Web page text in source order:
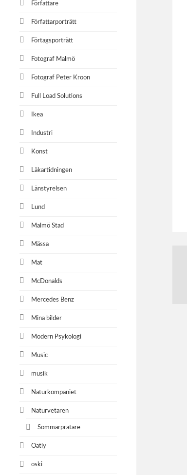
Författare
Författarporträtt
Förtagsporträtt
Fotograf Malmö
Fotograf Peter Kroon
Full Load Solutions
Ikea
Industri
Konst
Läkartidningen
Länstyrelsen
Lund
Malmö Stad
Mässa
Mat
McDonalds
Mercedes Benz
Mina bilder
Modern Psykologi
Music
musik
Naturkompaniet
Naturvetaren
Sommarpratare
Oatly
oski